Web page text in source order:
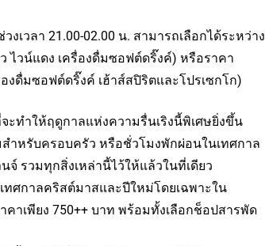
เวลา 21.00-02.00 น. สามารถเลือกได้ระหว่าง
ไวน์แดง เครื่องดื่มซอฟต์ดริ๊งค์) หรือราคา
งดื่มซอฟต์ดริ๊งค์ เฮ้าส์สปิริตและโปรเซกโก)
ะทำให้ฤดูกาลแห่งความรื่นเริงนี้พิเศษยิ่งขึ้น
หรับครอบครัว หรือชั่วโมงพักผ่อนในเทศกาล
จ์ รวมทุกสิ่งเหล่านี้ไว้ให้แล้วในที่เดียว
ศกาลคริสต์มาสและปีใหม่โดยเฉพาะใน
าเพียง 750++ บาท พร้อมทั้งเลือกช็อปสารพัด